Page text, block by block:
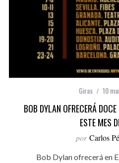
Giras 10
BOB DYLAN OFRECERÁ
ESTE MES
por Carlos
Bob Dylan ofrecerá en